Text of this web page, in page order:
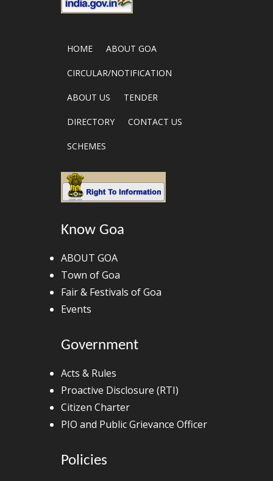
HOME ABOUT GOA
CIRCULAR/NOTIFICATION
ABOUT US TENDER
DIRECTORY CONTACT US
SCHEMES
Know Goa
ABOUT GOA
Town of Goa
Fair & Festivals of Goa
Events
Government
Acts & Rules
Proactive Disclosure (RTI)
Citizen Charter
PIO and Public Grievance Officer
Policies